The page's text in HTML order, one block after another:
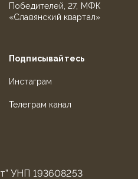
Победителей, 27, МФК
«Славянский квартал»
Подписывайтесь
Инстаграм
Телеграм канал
УНП 193608253